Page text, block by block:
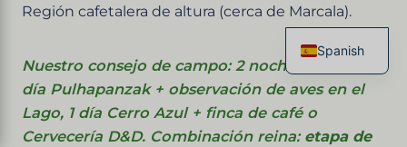
Región cafetalera de altura (cerca de Marcala).
Nuestro consejo de campo: 2 noches ideal — 1
día Pulhapanzak + observación de aves en el
Lago, 1 día Cerro Azul + finca de café o
Cervecería D&D. Combinación reina: etapa de
Spanish
French
English
Chinese